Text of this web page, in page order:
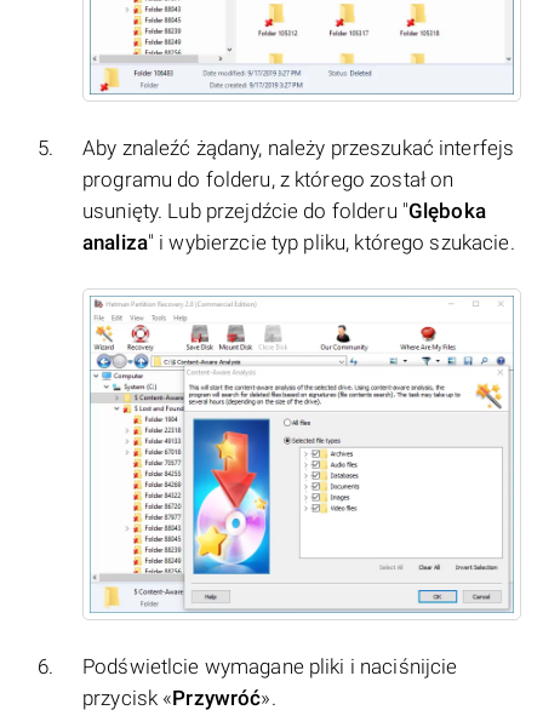
Aby znaleźć żądany, należy przeszukać interfejs
programu do folderu, z którego został on
usunięty. Lub przejdźcie do folderu "Glęboka
analiza" i wybierzcie typ pliku, którego szukacie.
Podświetlcie wymagane pliki i naciśnijcie
przycisk «Przywróć».